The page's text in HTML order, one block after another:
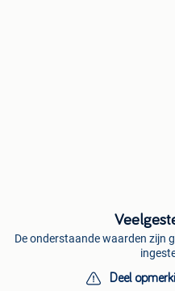
De onderstaande waarden zijn
Deel